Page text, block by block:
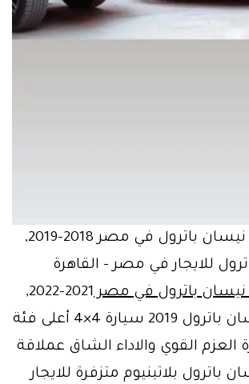
تأجير سيارات نيسان باترول في مصر 2018-2019,
للايجار في مصر – القاهرة
نيسان باترول في مصر
2021-2022,
سيارة 4×4 أعلى فئة
العزم القوي والاداء الشاق عملاقة
باترول بلاتينيوم متزفرة للايجار